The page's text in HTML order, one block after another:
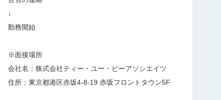
↓
勤務開始
※面接場所
会社名：株式会社ティー・ユー・ビーアソシエイツ
住所：東京都港区赤坂4-8-19 赤坂フロントタウン5F